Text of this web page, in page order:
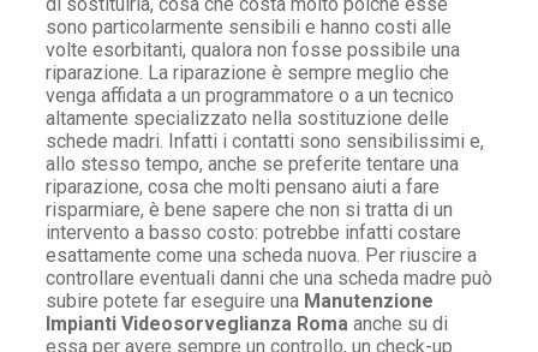
sono particolarmente sensibili e hanno costi alle
volte esorbitanti, qualora non fosse possibile una
riparazione. La riparazione è sempre meglio che
venga affidata a un programmatore o a un tecnico
altamente specializzato nella sostituzione delle
schede madri. Infatti i contatti sono sensibilissimi e,
allo stesso tempo, anche se preferite tentare una
riparazione, cosa che molti pensano aiuti a fare
risparmiare, è bene sapere che non si tratta di un
intervento a basso costo: potrebbe infatti costare
esattamente come una scheda nuova. Per riuscire a
controllare eventuali danni che una scheda madre può
subire potete far eseguire una Manutenzione
Impianti Videosorveglianza Roma anche su di
essa per avere sempre un controllo, un check-up